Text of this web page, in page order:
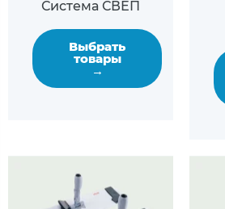
Система СВЕП
Выбрать
товары
→